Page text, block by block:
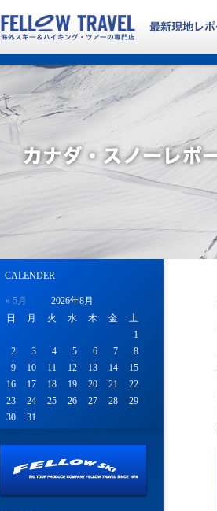
CALENDER
2026年8月
日
月 火 水 木 金 土
« 5月
1
2
3 4 5 6 7
8
9
10 11 12 13 14
15
16
17 18 19 20 21
22
23
24 25 26 27 28
29
30
31